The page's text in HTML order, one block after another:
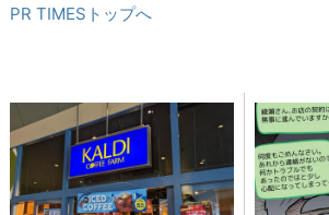
PR TIMESトップへ